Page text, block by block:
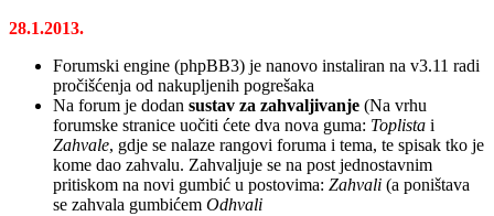
28.1.2013.
Forumski engine (phpBB3) je nanovo instaliran na v3.11 radi
pročišćenja od nakupljenih pogrešaka
Na forum je dodan sustav za zahvaljivanje (Na vrhu
forumske stranice uočiti ćete dva nova guma: Toplista i
Zahvale, gdje se nalaze rangovi foruma i tema, te spisak tko je
kome dao zahvalu. Zahvaljuje se na post jednostavnim
pritiskom na novi gumbić u postovima: Zahvali (a poništava
se zahvala gumbićem Odhvali